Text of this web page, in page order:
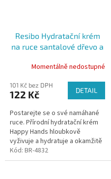
Resibo Hydratační krém
na ruce santalové dřevo a
ml
Momentálně nedostupné
101 Kč bez DPH
122 Kč DETAIL
Postarejte se o své namáhané
ruce. Přírodní hydratační krém
Happy Hands hloubkově
vyživuje a hydratuje a okamžitě
regeneruje pokožku rukou.
Vytváří na nich ochranný film,
Kód: BR-4832